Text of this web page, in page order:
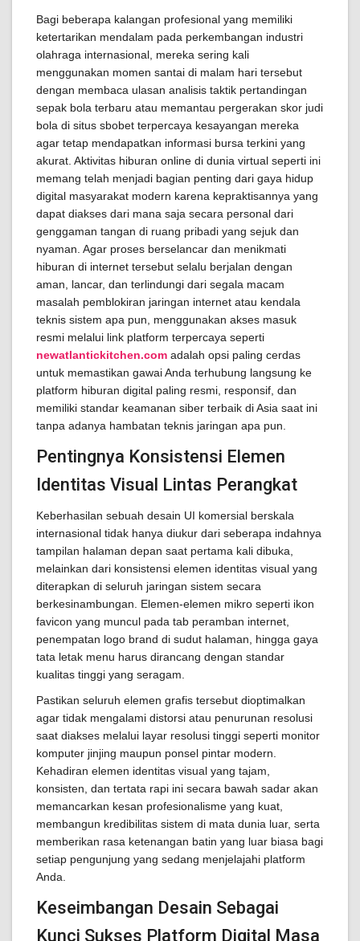
Bagi beberapa kalangan profesional yang memiliki
ketertarikan mendalam pada perkembangan industri
olahraga internasional, mereka sering kali
menggunakan momen santai di malam hari tersebut
dengan membaca ulasan analisis taktik pertandingan
sepak bola terbaru atau memantau pergerakan skor judi
bola di situs sbobet terpercaya kesayangan mereka
agar tetap mendapatkan informasi bursa terkini yang
akurat. Aktivitas hiburan online di dunia virtual seperti ini
memang telah menjadi bagian penting dari gaya hidup
digital masyarakat modern karena kepraktisannya yang
dapat diakses dari mana saja secara personal dari
genggaman tangan di ruang pribadi yang sejuk dan
nyaman. Agar proses berselancar dan menikmati
hiburan di internet tersebut selalu berjalan dengan
aman, lancar, dan terlindungi dari segala macam
masalah pemblokiran jaringan internet atau kendala
teknis sistem apa pun, menggunakan akses masuk
resmi melalui link platform terpercaya seperti
newatlantickitchen.com adalah opsi paling cerdas
untuk memastikan gawai Anda terhubung langsung ke
platform hiburan digital paling resmi, responsif, dan
memiliki standar keamanan siber terbaik di Asia saat ini
tanpa adanya hambatan teknis jaringan apa pun.
Pentingnya Konsistensi Elemen
Identitas Visual Lintas Perangkat
Keberhasilan sebuah desain UI komersial berskala
internasional tidak hanya diukur dari seberapa indahnya
tampilan halaman depan saat pertama kali dibuka,
melainkan dari konsistensi elemen identitas visual yang
diterapkan di seluruh jaringan sistem secara
berkesinambungan. Elemen-elemen mikro seperti ikon
favicon yang muncul pada tab peramban internet,
penempatan logo brand di sudut halaman, hingga gaya
tata letak menu harus dirancang dengan standar
kualitas tinggi yang seragam.
Pastikan seluruh elemen grafis tersebut dioptimalkan
agar tidak mengalami distorsi atau penurunan resolusi
saat diakses melalui layar resolusi tinggi seperti monitor
komputer jinjing maupun ponsel pintar modern.
Kehadiran elemen identitas visual yang tajam,
konsisten, dan tertata rapi ini secara bawah sadar akan
memancarkan kesan profesionalisme yang kuat,
membangun kredibilitas sistem di mata dunia luar, serta
memberikan rasa ketenangan batin yang luar biasa bagi
setiap pengunjung yang sedang menjelajahi platform
Anda.
Keseimbangan Desain Sebagai
Kunci Sukses Platform Digital Masa